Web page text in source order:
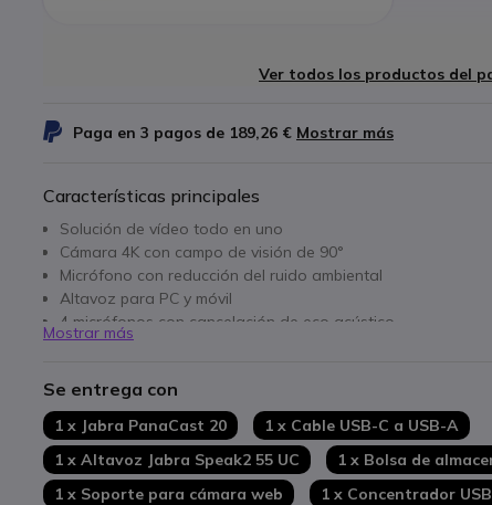
Ver todos los productos del
Paga en 3 pagos de 189,26 € Mostrar más
Características principales
Solución de vídeo todo en uno
Cámara 4K con campo de visión de 90°
Micrófono con reducción del ruido ambiental
Altavoz para PC y móvil
4 micrófonos con cancelación de eco acústico
Hasta 12 horas de tiempo de conversación
Compatible con todos los softphones
Mostrar más
Se entrega con
1 x Jabra PanaCast 20
1 x Cable USB-C a USB-A
1 x Altavoz Jabra Speak2 55 UC
1 x Bolsa de
1 x Soporte para cámara web
1 x Concentrador